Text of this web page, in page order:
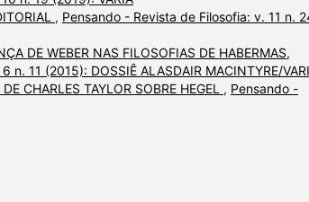
, Pensando - Revista de Filosofia: v. 11 n.
DE WEBER NAS FILOSOFIAS DE HABERMAS,
n. 11 (2015): DOSSIÊ ALASDAIR MACINTYRE/
CHARLES TAYLOR SOBRE HEGEL , Pensando -